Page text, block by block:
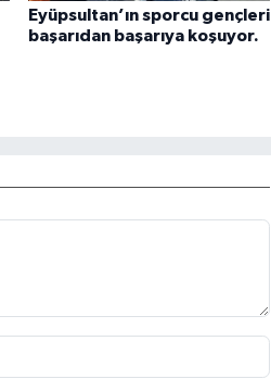
Eyüpsultan’ın sporcu gençleri
başarıdan başarıya koşuyor.